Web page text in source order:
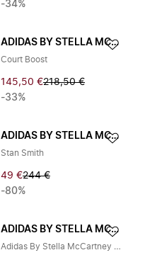
-34%
ADIDAS BY STELLA MCCARTNEY
Court Boost
145,50 €218,50 €
-33%
ADIDAS BY STELLA MCCARTNEY
Stan Smith
49 €244 €
-80%
ADIDAS BY STELLA MCCARTNEY
Adidas By Stella McCartney Sneakers Schwarz